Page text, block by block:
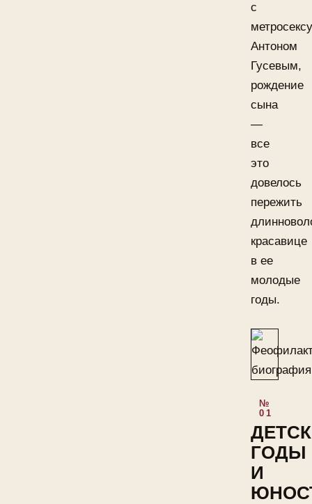
с
Антоном
Гусевым,
рождение
сына
—
все
это
довелось
пережить
красавице
в ее
молодые
годы.
ГОДЫ
И